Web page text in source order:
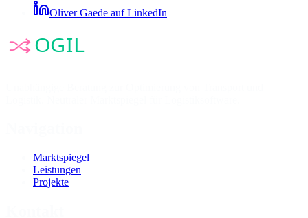
Oliver Gaede auf LinkedIn
Marktspiegel
Leistungen
Projekte